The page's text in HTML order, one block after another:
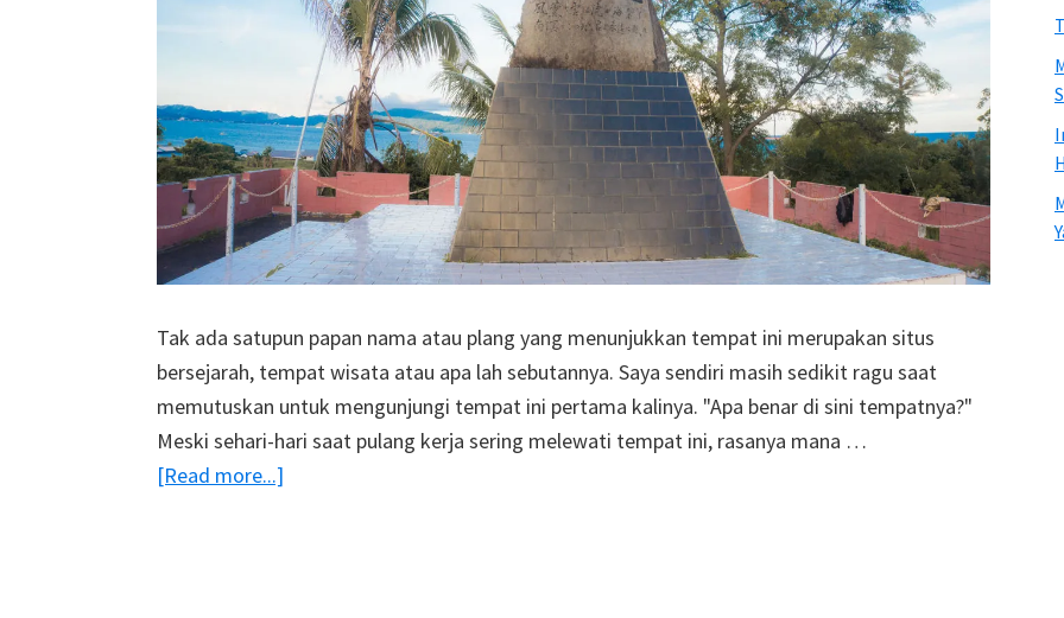
Tak ada satupun papan nama atau plang yang menunjukkan tempat ini merupakan situs
bersejarah, tempat wisata atau apa lah sebutannya. Saya sendiri masih sedikit ragu saat
memutuskan untuk mengunjungi tempat ini pertama kalinya. "Apa benar di sini tempatnya?"
Meski sehari-hari saat pulang kerja sering melewati tempat ini, rasanya mana …
[Read more...]